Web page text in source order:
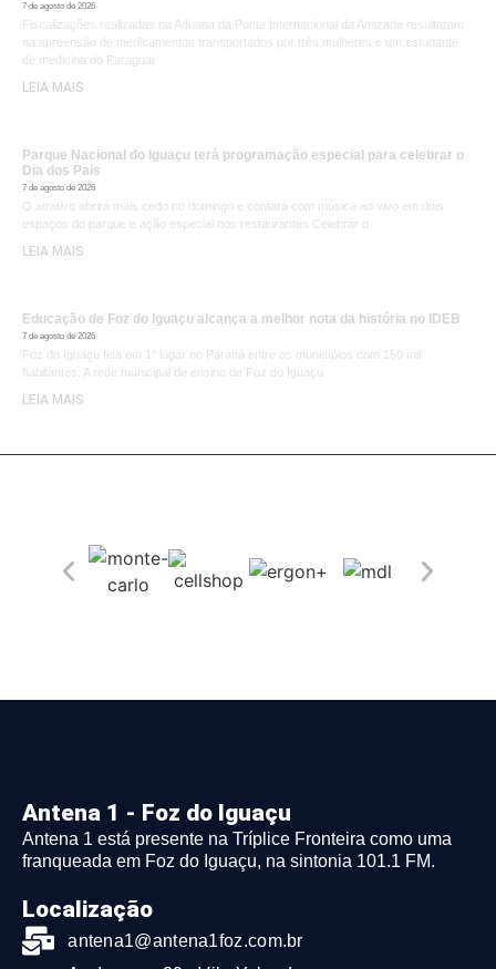
7 de agosto de 2026
Fiscalizações realizadas na Aduana da Ponte Internacional da Amizade resultaram
na apreensão de medicamentos transportados por três mulheres e um estudante
de medicina do Paraguai
LEIA MAIS
Parque Nacional do Iguaçu terá programação especial para celebrar o
Dia dos Pais
7 de agosto de 2026
O atrativo abrirá mais cedo no domingo e contará com música ao vivo em dois
espaços do parque e ação especial nos restaurantes Celebrar o
LEIA MAIS
Educação de Foz do Iguaçu alcança a melhor nota da história no IDEB
7 de agosto de 2026
Foz do Iguaçu fica em 1° lugar no Paraná entre os municípios com 150 mil
habitantes. A rede municipal de ensino de Foz do Iguaçu
LEIA MAIS
Antena 1 - Foz do Iguaçu
Antena 1 está presente na Tríplice Fronteira como uma
franqueada em Foz do Iguaçu, na sintonia 101.1 FM.
Localização
antena1@antena1foz.com.br